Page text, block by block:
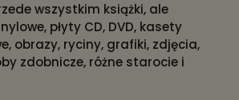
wszystkim książki, ale
płyty CD, DVD, kasety
obrazy, ryciny, grafiki, zdjęcia,
zdobnicze, różne starocie i